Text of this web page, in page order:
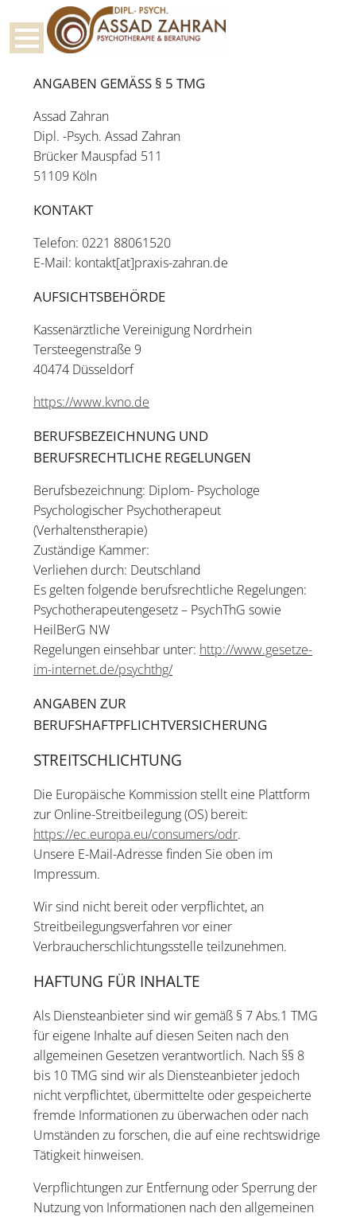
ANGABEN GEMÄSS § 5 TMG
Assad Zahran
Dipl. -Psych. Assad Zahran
Brücker Mauspfad 511
51109 Köln
KONTAKT
Telefon: 0221 88061520
E-Mail: kontakt[at]praxis-zahran.de
AUFSICHTSBEHÖRDE
Kassenärztliche Vereinigung Nordrhein
Tersteegenstraße 9
40474 Düsseldorf
https://www.kvno.de
BERUFSBEZEICHNUNG UND
BERUFSRECHTLICHE REGELUNGEN
Berufsbezeichnung: Diplom- Psychologe
Psychologischer Psychotherapeut
(Verhaltenstherapie)
Zuständige Kammer:
Verliehen durch: Deutschland
Es gelten folgende berufsrechtliche Regelungen:
Psychotherapeutengesetz – PsychThG sowie
HeilBerG NW
Regelungen einsehbar unter: http://www.gesetze-
im-internet.de/psychthg/
ANGABEN ZUR
BERUFSHAFTPFLICHTVERSICHERUNG
STREITSCHLICHTUNG
Die Europäische Kommission stellt eine Plattform
zur Online-Streitbeilegung (OS) bereit:
https://ec.europa.eu/consumers/odr.
Unsere E-Mail-Adresse finden Sie oben im
Impressum.
Wir sind nicht bereit oder verpflichtet, an
Streitbeilegungsverfahren vor einer
Verbraucherschlichtungsstelle teilzunehmen.
HAFTUNG FÜR INHALTE
Als Diensteanbieter sind wir gemäß § 7 Abs.1 TMG
für eigene Inhalte auf diesen Seiten nach den
allgemeinen Gesetzen verantwortlich. Nach §§ 8
bis 10 TMG sind wir als Diensteanbieter jedoch
nicht verpflichtet, übermittelte oder gespeicherte
fremde Informationen zu überwachen oder nach
Umständen zu forschen, die auf eine rechtswidrige
Tätigkeit hinweisen.
Verpflichtungen zur Entfernung oder Sperrung der
Nutzung von Informationen nach den allgemeinen